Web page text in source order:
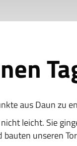
aus Daun zu
leicht. Sie
unseren